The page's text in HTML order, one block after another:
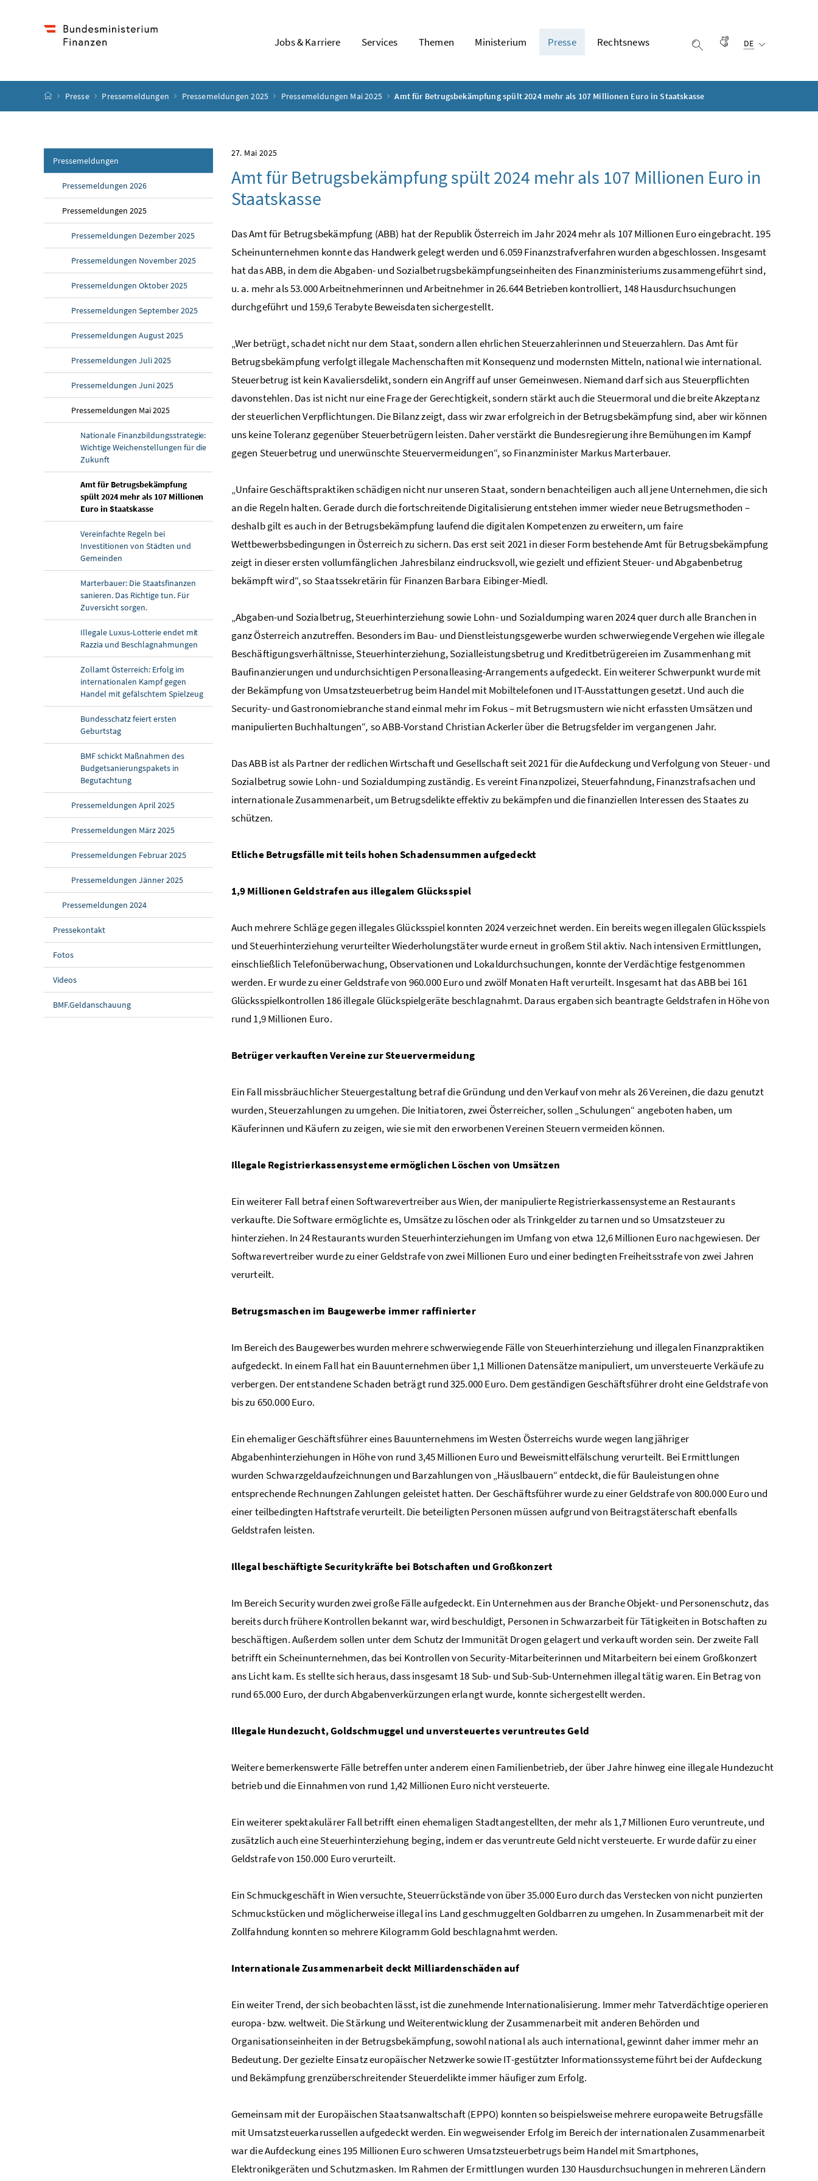
Jobs & Karriere Services Themen Ministerium Presse Rechtsnews Suche einblenden
Gebärdensprache
DE
Startseite
Presse Pressemeldungen Pressemeldungen 2025 Pressemeldungen Mai 2025 Amt für Betrugsbekämpfung spült 2024 mehr als 107 Millionen Euro in Staatskasse
Pressemeldungen
Pressemeldungen 2026
Pressemeldungen 2025
Pressemeldungen Dezember 2025
Pressemeldungen November 2025
Pressemeldungen Oktober 2025
Pressemeldungen September 2025
Pressemeldungen August 2025
Pressemeldungen Juli 2025
Pressemeldungen Juni 2025
Pressemeldungen Mai 2025
Nationale Finanzbildungsstrategie:
Wichtige Weichenstellungen für die
Zukunft
Amt für Betrugsbekämpfung
spült 2024 mehr als 107 Millionen
Euro in Staatskasse(aktuelle Seite)
Vereinfachte Regeln bei
Investitionen von Städten und
Gemeinden
Marterbauer: Die Staatsfinanzen
sanieren. Das Richtige tun. Für
Zuversicht sorgen.
Illegale Luxus-Lotterie endet mit
Razzia und Beschlagnahmungen
Zollamt Österreich: Erfolg im
internationalen Kampf gegen
Handel mit gefälschtem Spielzeug
Bundesschatz feiert ersten
Geburtstag
BMF schickt Maßnahmen des
Budgetsanierungspakets in
Begutachtung
Pressemeldungen April 2025
Pressemeldungen März 2025
Pressemeldungen Februar 2025
Pressemeldungen Jänner 2025
Pressemeldungen 2024
Pressekontakt
Fotos
Videos
BMF.Geldanschauung
27. Mai 2025
Amt für Betrugsbekämpfung spült 2024 mehr als 107 Millionen Euro in
Staatskasse
Das Amt für Betrugsbekämpfung (ABB) hat der Republik Österreich im Jahr 2024 mehr als 107 Millionen Euro eingebracht. 195
Scheinunternehmen konnte das Handwerk gelegt werden und 6.059 Finanzstrafverfahren wurden abgeschlossen. Insgesamt
hat das ABB, in dem die Abgaben- und Sozialbetrugsbekämpfungseinheiten des Finanzministeriums zusammengeführt sind,
u. a. mehr als 53.000 Arbeitnehmerinnen und Arbeitnehmer in 26.644 Betrieben kontrolliert, 148 Hausdurchsuchungen
durchgeführt und 159,6 Terabyte Beweisdaten sichergestellt.
„Wer betrügt, schadet nicht nur dem Staat, sondern allen ehrlichen Steuerzahlerinnen und Steuerzahlern. Das Amt für
Betrugsbekämpfung verfolgt illegale Machenschaften mit Konsequenz und modernsten Mitteln, national wie international.
Steuerbetrug ist kein Kavaliersdelikt, sondern ein Angriff auf unser Gemeinwesen. Niemand darf sich aus Steuerpflichten
davonstehlen. Das ist nicht nur eine Frage der Gerechtigkeit, sondern stärkt auch die Steuermoral und die breite Akzeptanz
der steuerlichen Verpflichtungen. Die Bilanz zeigt, dass wir zwar erfolgreich in der Betrugsbekämpfung sind, aber wir können
uns keine Toleranz gegenüber Steuerbetrügern leisten. Daher verstärkt die Bundesregierung ihre Bemühungen im Kampf
gegen Steuerbetrug und unerwünschte Steuervermeidungen“, so Finanzminister Markus Marterbauer.
„Unfaire Geschäftspraktiken schädigen nicht nur unseren Staat, sondern benachteiligen auch all jene Unternehmen, die sich
an die Regeln halten. Gerade durch die fortschreitende Digitalisierung entstehen immer wieder neue Betrugsmethoden –
deshalb gilt es auch in der Betrugsbekämpfung laufend die digitalen Kompetenzen zu erweitern, um faire
Wettbewerbsbedingungen in Österreich zu sichern. Das erst seit 2021 in dieser Form bestehende Amt für Betrugsbekämpfung
zeigt in dieser ersten vollumfänglichen Jahresbilanz eindrucksvoll, wie gezielt und effizient Steuer- und Abgabenbetrug
bekämpft wird“, so Staatssekretärin für Finanzen Barbara Eibinger-Miedl.
„Abgaben-und Sozialbetrug, Steuerhinterziehung sowie Lohn- und Sozialdumping waren 2024 quer durch alle Branchen in
ganz Österreich anzutreffen. Besonders im Bau- und Dienstleistungsgewerbe wurden schwerwiegende Vergehen wie illegale
Beschäftigungsverhältnisse, Steuerhinterziehung, Sozialleistungsbetrug und Kreditbetrügereien im Zusammenhang mit
Baufinanzierungen und undurchsichtigen Personalleasing-Arrangements aufgedeckt. Ein weiterer Schwerpunkt wurde mit
der Bekämpfung von Umsatzsteuerbetrug beim Handel mit Mobiltelefonen und IT-Ausstattungen gesetzt. Und auch die
Security- und Gastronomiebranche stand einmal mehr im Fokus – mit Betrugsmustern wie nicht erfassten Umsätzen und
manipulierten Buchhaltungen“, so ABB-Vorstand Christian Ackerler über die Betrugsfelder im vergangenen Jahr.
Das ABB ist als Partner der redlichen Wirtschaft und Gesellschaft seit 2021 für die Aufdeckung und Verfolgung von Steuer- und
Sozialbetrug sowie Lohn- und Sozialdumping zuständig. Es vereint Finanzpolizei, Steuerfahndung, Finanzstrafsachen und
internationale Zusammenarbeit, um Betrugsdelikte effektiv zu bekämpfen und die finanziellen Interessen des Staates zu
schützen.
Etliche Betrugsfälle mit teils hohen Schadensummen aufgedeckt
1,9 Millionen Geldstrafen aus illegalem Glücksspiel
Auch mehrere Schläge gegen illegales Glücksspiel konnten 2024 verzeichnet werden. Ein bereits wegen illegalen Glücksspiels
und Steuerhinterziehung verurteilter Wiederholungstäter wurde erneut in großem Stil aktiv. Nach intensiven Ermittlungen,
einschließlich Telefonüberwachung, Observationen und Lokaldurchsuchungen, konnte der Verdächtige festgenommen
werden. Er wurde zu einer Geldstrafe von 960.000 Euro und zwölf Monaten Haft verurteilt. Insgesamt hat das ABB bei 161
Glücksspielkontrollen 186 illegale Glückspielgeräte beschlagnahmt. Daraus ergaben sich beantragte Geldstrafen in Höhe von
rund 1,9 Millionen Euro.
Betrüger verkauften Vereine zur Steuervermeidung
Ein Fall missbräuchlicher Steuergestaltung betraf die Gründung und den Verkauf von mehr als 26 Vereinen, die dazu genutzt
wurden, Steuerzahlungen zu umgehen. Die Initiatoren, zwei Österreicher, sollen „Schulungen“ angeboten haben, um
Käuferinnen und Käufern zu zeigen, wie sie mit den erworbenen Vereinen Steuern vermeiden können.
Illegale Registrierkassensysteme ermöglichen Löschen von Umsätzen
Ein weiterer Fall betraf einen Softwarevertreiber aus Wien, der manipulierte Registrierkassensysteme an Restaurants
verkaufte. Die Software ermöglichte es, Umsätze zu löschen oder als Trinkgelder zu tarnen und so Umsatzsteuer zu
hinterziehen. In 24 Restaurants wurden Steuerhinterziehungen im Umfang von etwa 12,6 Millionen Euro nachgewiesen. Der
Softwarevertreiber wurde zu einer Geldstrafe von zwei Millionen Euro und einer bedingten Freiheitsstrafe von zwei Jahren
verurteilt.
Betrugsmaschen im Baugewerbe immer raffinierter
Im Bereich des Baugewerbes wurden mehrere schwerwiegende Fälle von Steuerhinterziehung und illegalen Finanzpraktiken
aufgedeckt. In einem Fall hat ein Bauunternehmen über 1,1 Millionen Datensätze manipuliert, um unversteuerte Verkäufe zu
verbergen. Der entstandene Schaden beträgt rund 325.000 Euro. Dem geständigen Geschäftsführer droht eine Geldstrafe von
bis zu 650.000 Euro.
Ein ehemaliger Geschäftsführer eines Bauunternehmens im Westen Österreichs wurde wegen langjähriger
Abgabenhinterziehungen in Höhe von rund 3,45 Millionen Euro und Beweismittelfälschung verurteilt. Bei Ermittlungen
wurden Schwarzgeldaufzeichnungen und Barzahlungen von „Häuslbauern“ entdeckt, die für Bauleistungen ohne
entsprechende Rechnungen Zahlungen geleistet hatten. Der Geschäftsführer wurde zu einer Geldstrafe von 800.000 Euro und
einer teilbedingten Haftstrafe verurteilt. Die beteiligten Personen müssen aufgrund von Beitragstäterschaft ebenfalls
Geldstrafen leisten.
Illegal beschäftigte Securitykräfte bei Botschaften und Großkonzert
Im Bereich Security wurden zwei große Fälle aufgedeckt. Ein Unternehmen aus der Branche Objekt- und Personenschutz, das
bereits durch frühere Kontrollen bekannt war, wird beschuldigt, Personen in Schwarzarbeit für Tätigkeiten in Botschaften zu
beschäftigen. Außerdem sollen unter dem Schutz der Immunität Drogen gelagert und verkauft worden sein. Der zweite Fall
betrifft ein Scheinunternehmen, das bei Kontrollen von Security-Mitarbeiterinnen und Mitarbeitern bei einem Großkonzert
ans Licht kam. Es stellte sich heraus, dass insgesamt 18 Sub- und Sub-Sub-Unternehmen illegal tätig waren. Ein Betrag von
rund 65.000 Euro, der durch Abgabenverkürzungen erlangt wurde, konnte sichergestellt werden.
Illegale Hundezucht, Goldschmuggel und unversteuertes veruntreutes Geld
Weitere bemerkenswerte Fälle betreffen unter anderem einen Familienbetrieb, der über Jahre hinweg eine illegale Hundezucht
betrieb und die Einnahmen von rund 1,42 Millionen Euro nicht versteuerte.
Ein weiterer spektakulärer Fall betrifft einen ehemaligen Stadtangestellten, der mehr als 1,7 Millionen Euro veruntreute, und
zusätzlich auch eine Steuerhinterziehung beging, indem er das veruntreute Geld nicht versteuerte. Er wurde dafür zu einer
Geldstrafe von 150.000 Euro verurteilt.
Ein Schmuckgeschäft in Wien versuchte, Steuerrückstände von über 35.000 Euro durch das Verstecken von nicht punzierten
Schmuckstücken und möglicherweise illegal ins Land geschmuggelten Goldbarren zu umgehen. In Zusammenarbeit mit der
Zollfahndung konnten so mehrere Kilogramm Gold beschlagnahmt werden.
Internationale Zusammenarbeit deckt Milliardenschäden auf
Ein weiter Trend, der sich beobachten lässt, ist die zunehmende Internationalisierung. Immer mehr Tatverdächtige operieren
europa- bzw. weltweit. Die Stärkung und Weiterentwicklung der Zusammenarbeit mit anderen Behörden und
Organisationseinheiten in der Betrugsbekämpfung, sowohl national als auch international, gewinnt daher immer mehr an
Bedeutung. Der gezielte Einsatz europäischer Netzwerke sowie IT-gestützter Informationssysteme führt bei der Aufdeckung
und Bekämpfung grenzüberschreitender Steuerdelikte immer häufiger zum Erfolg.
Gemeinsam mit der Europäischen Staatsanwaltschaft (EPPO) konnten so beispielsweise mehrere europaweite Betrugsfälle
mit Umsatzsteuerkarussellen aufgedeckt werden. Ein wegweisender Erfolg im Bereich der internationalen Zusammenarbeit
war die Aufdeckung eines 195 Millionen Euro schweren Umsatzsteuerbetrugs beim Handel mit Smartphones,
Elektronikgeräten und Schutzmasken. Im Rahmen der Ermittlungen wurden 130 Hausdurchsuchungen in mehreren Ländern